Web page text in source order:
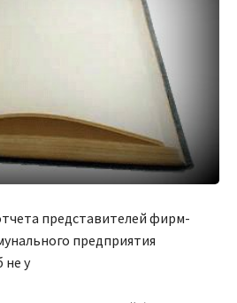
представителей фирм-
предприятия
не у